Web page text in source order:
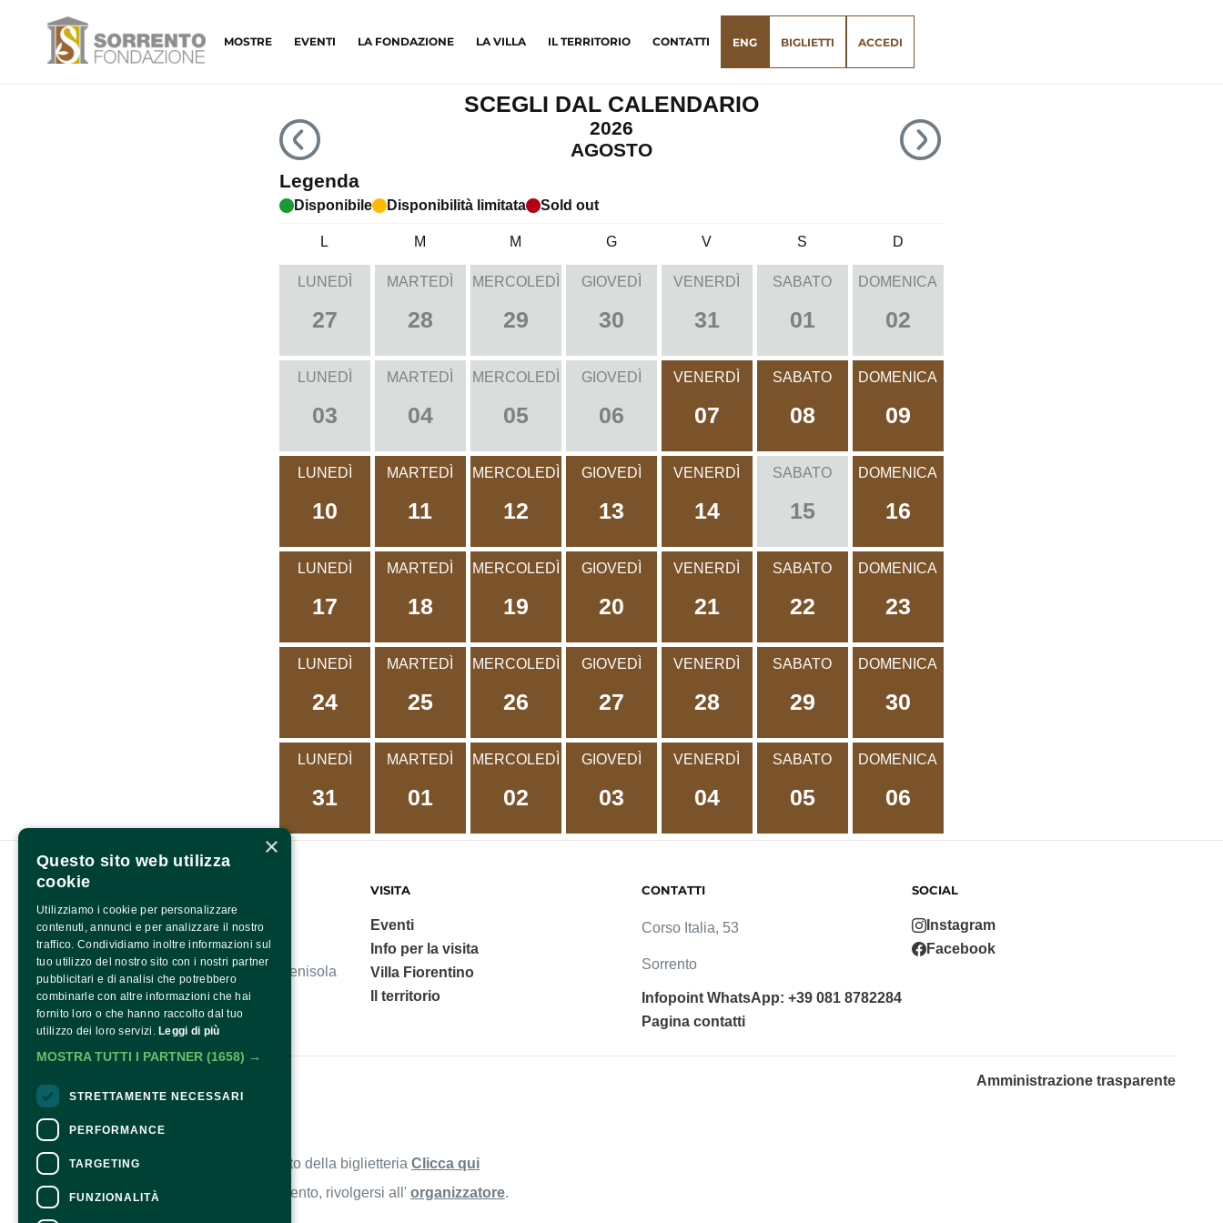
MOSTRE EVENTI LA FONDAZIONE LA VILLA IL TERRITORIO CONTATTI ENG BIGLIETTI ACCEDI
SCEGLI DAL CALENDARIO
2026
AGOSTO
Legenda
Disponibile Disponibilità limitata Sold out
L M M G V S D
LUNEDÌ
27
MARTEDÌ
28
MERCOLEDÌ
29
GIOVEDÌ
30
VENERDÌ
31
SABATO
01
DOMENICA
02
LUNEDÌ
03
MARTEDÌ
04
MERCOLEDÌ
05
GIOVEDÌ
06
VENERDÌ
07
SABATO
08
DOMENICA
09
LUNEDÌ
10
MARTEDÌ
11
MERCOLEDÌ
12
GIOVEDÌ
13
VENERDÌ
14
SABATO
15
DOMENICA
16
LUNEDÌ
17
MARTEDÌ
18
MERCOLEDÌ
19
GIOVEDÌ
20
VENERDÌ
21
SABATO
22
DOMENICA
23
LUNEDÌ
24
MARTEDÌ
25
MERCOLEDÌ
26
GIOVEDÌ
27
VENERDÌ
28
SABATO
29
DOMENICA
30
LUNEDÌ
31
MARTEDÌ
01
MERCOLEDÌ
02
GIOVEDÌ
03
VENERDÌ
04
SABATO
05
DOMENICA
06
FONDAZIONE SORRENTO
Villa Fiorentino, polo culturale della Penisola
Sorrentina.
VISITA
Eventi
Info per la visita
Villa Fiorentino
Il territorio
CONTATTI
Corso Italia, 53
Sorrento
Infopoint WhatsApp: +39 081 8782284
Pagina contatti
SOCIAL
Instagram
Facebook
Amministrazione trasparente
Contatti
Per informazioni e supporto all'acquisto della biglietteria Clicca qui
Per informazioni sul programma e l'evento, rivolgersi all' organizzatore.
Dichiarazione di accessibilità
×
Questo sito web utilizza
cookie
Utilizziamo i cookie per personalizzare
contenuti, annunci e per analizzare il nostro
traffico. Condividiamo inoltre informazioni sul
tuo utilizzo del nostro sito con i nostri partner
pubblicitari e di analisi che potrebbero
combinarle con altre informazioni che hai
fornito loro o che hanno raccolto dal tuo
utilizzo dei loro servizi. Leggi di più
MOSTRA TUTTI I PARTNER (1658) →
STRETTAMENTE NECESSARI
PERFORMANCE
TARGETING
FUNZIONALITÀ